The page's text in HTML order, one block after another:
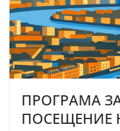
ПРОГРАМА
ПОСЕЩЕНИЕ